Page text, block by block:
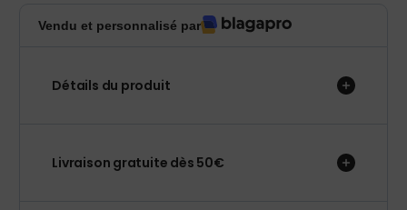
Vendu et personnalisé par
Détails du produit
Livraison gratuite dès 50€